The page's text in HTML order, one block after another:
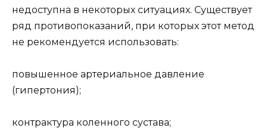
недоступна в некоторых ситуациях. Существует
ряд противопоказаний, при которых этот метод
не рекомендуется использовать:
повышенное артериальное давление
(гипертония);
контрактура коленного сустава;